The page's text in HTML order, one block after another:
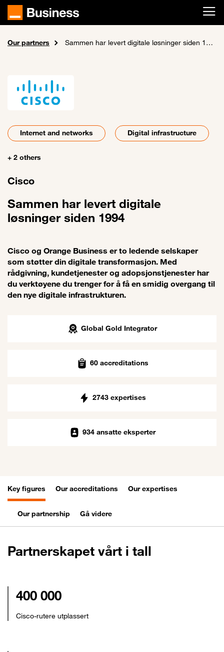
Skip to main content
Home
About us
Our partners Sammen har levert digitale løsninger siden 1994
Internet and networks Digital infrastructure
+ 2 others
Cisco
Sammen har levert digitale
løsninger siden 1994
Cisco og Orange Business er to ledende selskaper
som støtter din digitale transformasjon. Med
rådgivning, kundetjenester og adopsjonstjenester har
du verktøyene du trenger for å få en smidig overgang til
den nye digitale infrastrukturen.
Global Gold Integrator
60 accreditations
2743 expertises
934 ansatte eksperter
Key figures Our accreditations Our expertises
Our partnership Gå videre
Partnerskapet vårt i tall
400 000
Cisco-rutere utplassert